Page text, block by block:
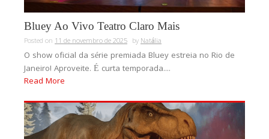
Bluey Ao Vivo Teatro Claro Mais
Posted on 11 de novembro de 2025 byNatália
O show oficial da série premiada Bluey estreia no Rio de
Janeiro! Aproveite. É curta temporada....
Read More